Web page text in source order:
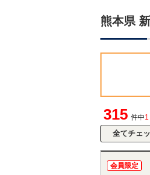
熊本県
315 件中
会員限定